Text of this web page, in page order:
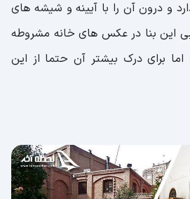
و درون آن را با آیینه و شیشه های
این بنا در عکس های خانه مشروطه
برای درک بیشتر آن حتما از این